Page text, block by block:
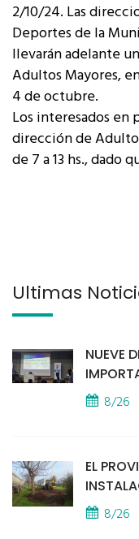
2/10/24. Las
Deportes de la
llevarán adelante
Adultos Mayores,
4 de octubre.
Los interesados
dirección de
de 7 a 13 hs., dado
Últimas
NUEVE
8/26
EL
8/26